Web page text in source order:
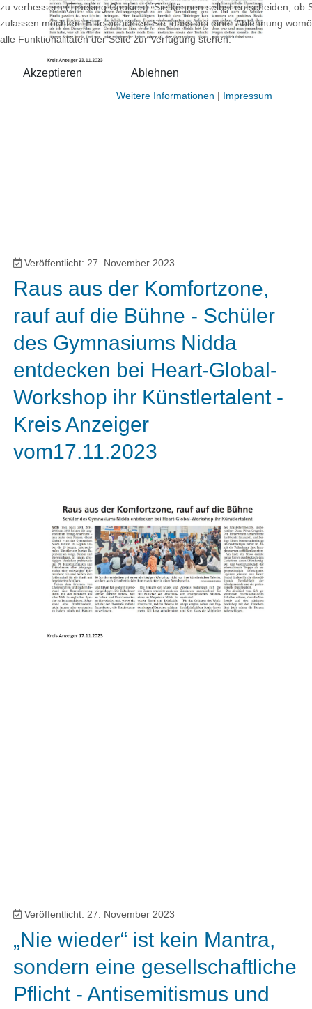
Veröffentlicht: 27. November 2023
Raus aus der Komfortzone,
rauf auf die Bühne - Schüler
des Gymnasiums Nidda
entdecken bei Heart-Global-
Workshop ihr Künstlertalent -
Kreis Anzeiger
vom17.11.2023
Veröffentlicht: 27. November 2023
„Nie wieder“ ist kein Mantra,
sondern eine gesellschaftliche
Pflicht - Antisemitismus und
zu verbessern (Tracking Cookies). Sie können selbst entscheiden, ob
zulassen möchten. Bitte beachten Sie, dass bei einer Ablehnung
alle Funktionalitäten der Seite zur Verfügung stehen.
Akzeptieren Ablehnen
Weitere Informationen | Impressum